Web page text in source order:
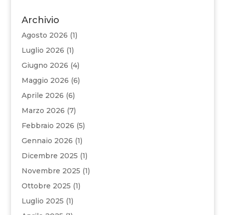
Archivio
Agosto 2026 (1)
Luglio 2026 (1)
Giugno 2026 (4)
Maggio 2026 (6)
Aprile 2026 (6)
Marzo 2026 (7)
Febbraio 2026 (5)
Gennaio 2026 (1)
Dicembre 2025 (1)
Novembre 2025 (1)
Ottobre 2025 (1)
Luglio 2025 (1)